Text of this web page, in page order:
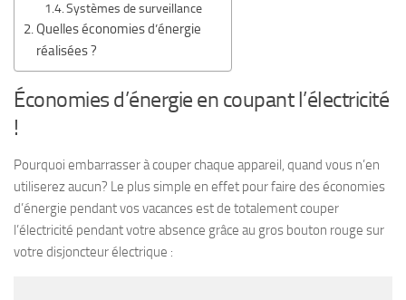
Systèmes de surveillance
Quelles économies d’énergie
réalisées ?
Économies d’énergie en coupant l’électricité
!
Pourquoi embarrasser à couper chaque appareil, quand vous n’en
utiliserez aucun? Le plus simple en effet pour faire des économies
d’énergie pendant vos vacances est de totalement couper
l’électricité pendant votre absence grâce au gros bouton rouge sur
votre disjoncteur électrique :